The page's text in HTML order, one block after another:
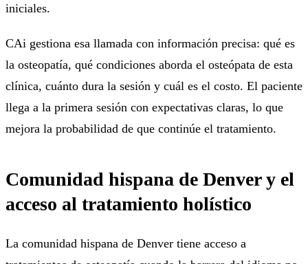
iniciales.
CAi gestiona esa llamada con información precisa: qué es
la osteopatía, qué condiciones aborda el osteópata de esta
clínica, cuánto dura la sesión y cuál es el costo. El paciente
llega a la primera sesión con expectativas claras, lo que
mejora la probabilidad de que continúe el tratamiento.
Comunidad hispana de Denver y el
acceso al tratamiento holístico
La comunidad hispana de Denver tiene acceso a